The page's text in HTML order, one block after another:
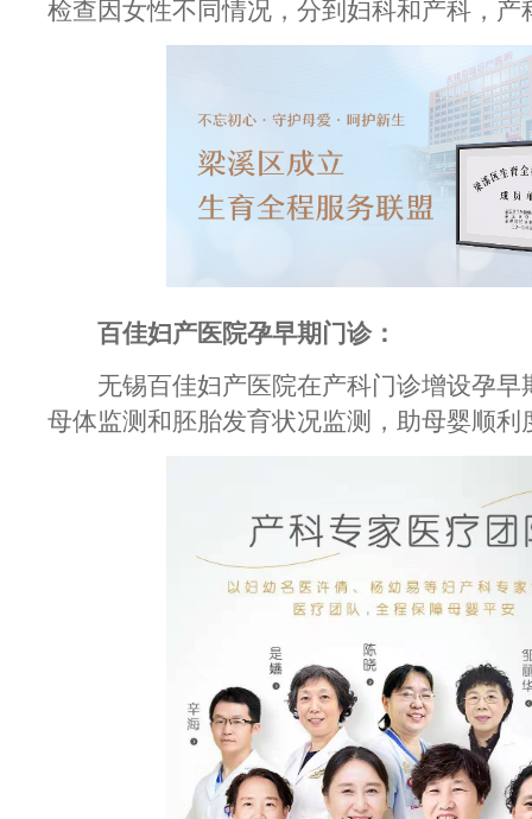
检查因女性不同情况，分到妇科和产科，产
百佳妇产医院孕早期门诊：
无锡百佳妇产医院在产科门诊增设孕早
母体监测和胚胎发育状况监测，助母婴顺利